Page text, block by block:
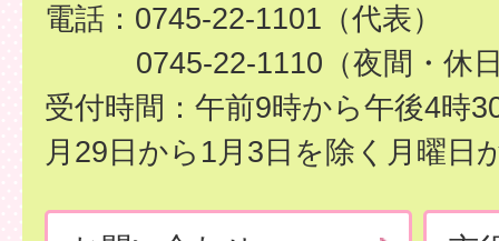
電話：0745-22-1101（代表）
0745-22-1110（夜間・休
受付時間：午前9時から午後4時
月29日から1月3日を除く月曜日